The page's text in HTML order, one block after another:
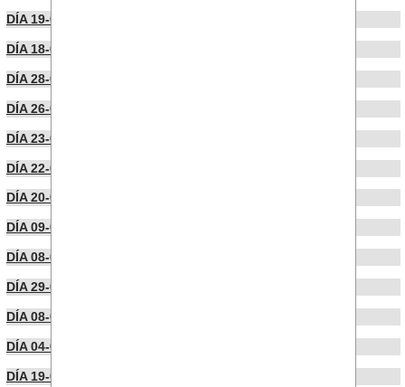
DÍA 19-09-2023
DÍA 18-09-2023
DÍA 28-06-2023
DÍA 26-06-2023
DÍA 23-06-2023
DÍA 22-06-2023
DÍA 20-06-2023
DÍA 09-06-2023
DÍA 08-06-2023
DÍA 29-05-2023
DÍA 08-05-2023
DÍA 04-05-2023
DÍA 19-04-2023